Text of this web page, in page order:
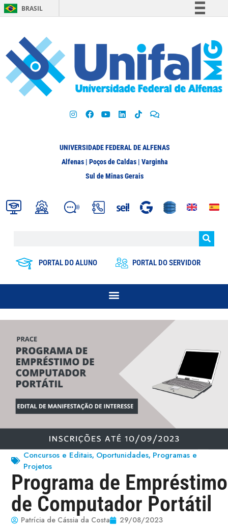
BRASIL
Participe
Acesso à informação
Legislação
UNIVERSIDADE FEDERAL DE ALFENAS
Alfenas | Poços de Caldas | Varginha
Sul de Minas Gerais
PORTAL DO ALUNO PORTAL DO SERVIDOR
Concursos e Editais, Oportunidades, Programas e
Projetos
Programa de Empréstimo
de Computador Portátil
Patrícia de Cássia da Costa 29/08/2023